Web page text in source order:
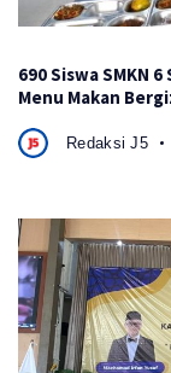
690 Siswa SMKN
Menu Makan
Redaksi J5